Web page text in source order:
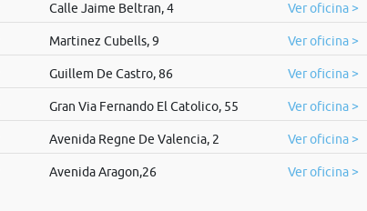
Calle Jaime Beltran, 4 Ver oficina >
Martinez Cubells, 9 Ver oficina >
Guillem De Castro, 86 Ver oficina >
Gran Via Fernando El Catolico, 55 Ver oficina >
Avenida Regne De Valencia, 2 Ver oficina >
Avenida Aragon,26 Ver oficina >